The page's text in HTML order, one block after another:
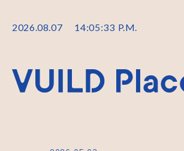
2026.08.07 14:05:34 P.M.